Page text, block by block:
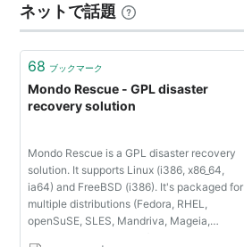
10.3Pris…
ネットで話題
68 ブックマーク
Mondo Rescue - GPL disaster
recovery solution
Mondo Rescue is a GPL disaster recovery
solution. It supports Linux (i386, x86_64,
ia64) and FreeBSD (i386). It's packaged for
multiple distributions (Fedora, RHEL,
openSuSE, SLES, Mandriva, Mageia,